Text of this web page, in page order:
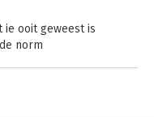
ie ooit geweest is
norm